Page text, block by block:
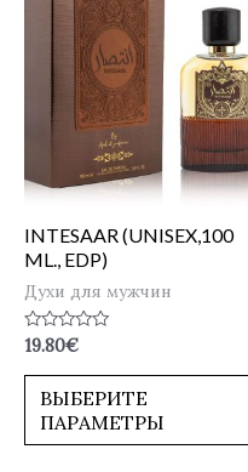
INTESAAR (UNISEX,100
ML., EDP)
Духи для мужчин
Оценка
из
19.80€
ВЫБЕРИТЕ
ПАРАМЕТРЫ